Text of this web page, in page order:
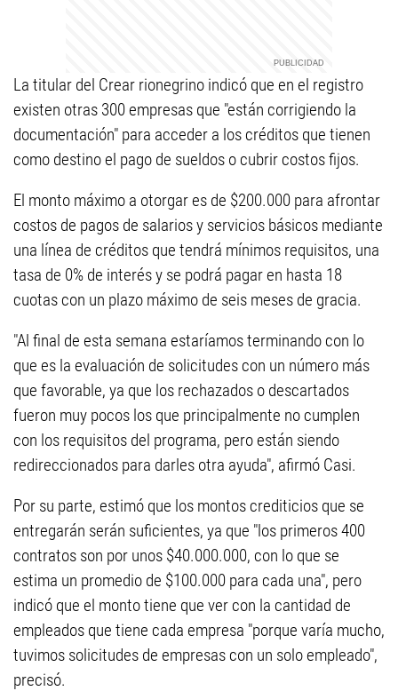
La titular del Crear rionegrino indicó que en el registro
existen otras 300 empresas que "están corrigiendo la
documentación" para acceder a los créditos que tienen
como destino el pago de sueldos o cubrir costos fijos.
El monto máximo a otorgar es de $200.000 para afrontar
costos de pagos de salarios y servicios básicos mediante
una línea de créditos que tendrá mínimos requisitos, una
tasa de 0% de interés y se podrá pagar en hasta 18
cuotas con un plazo máximo de seis meses de gracia.
"Al final de esta semana estaríamos terminando con lo
que es la evaluación de solicitudes con un número más
que favorable, ya que los rechazados o descartados
fueron muy pocos los que principalmente no cumplen
con los requisitos del programa, pero están siendo
redireccionados para darles otra ayuda", afirmó Casi.
Por su parte, estimó que los montos crediticios que se
entregarán serán suficientes, ya que "los primeros 400
contratos son por unos $40.000.000, con lo que se
estima un promedio de $100.000 para cada una", pero
indicó que el monto tiene que ver con la cantidad de
empleados que tiene cada empresa "porque varía mucho,
tuvimos solicitudes de empresas con un solo empleado",
precisó.